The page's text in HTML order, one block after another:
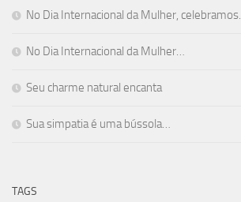
No Dia Internacional da Mulher, celebramos…
No Dia Internacional da Mulher…
Seu charme natural encanta
Sua simpatia é uma bússola…
TAGS